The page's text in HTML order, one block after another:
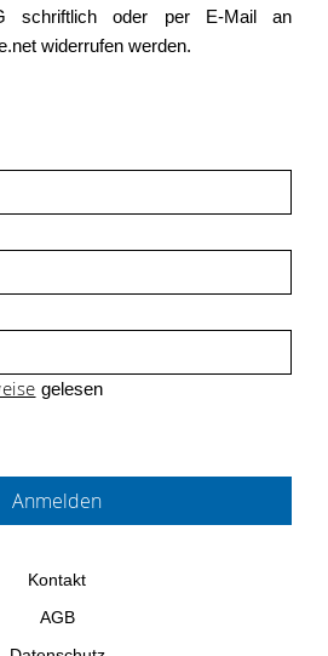
schriftlich oder per E-Mail an
widerrufen werden.
gelesen
Kontakt
AGB